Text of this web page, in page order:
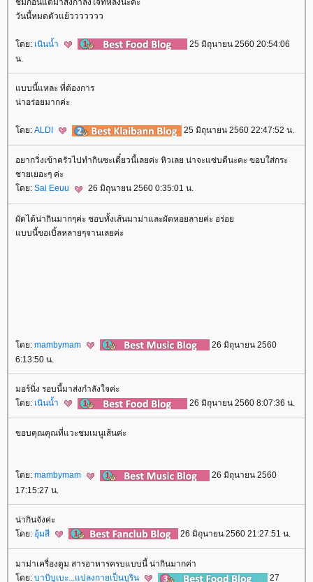
วันนี้หมดตัวแย้ววววววว
ดย: เนินน้ำ
25 มิถุนายน 2560 20:54:06
น.
บบนี้แหละ ที่ต้องการ
น่าอร่อยมากค่ะ
ดย: ALDI 25 มิถุนายน 2560 22:47:52 น.
อยากวิ่งเข้าครัวไปทำกินซะเดี๋ยวนี้เลยค่ะ หิวเลย น่าจะแซ่บดีนะคะ ขอบใส่กระ
ชายเยอะๆ ค่ะ
ดย: Sai Eeuu 26 มิถุนายน 2560 0:35:01 น.
ผัดได้น่ากินมากๆค่ะ ชอบทั้งเส้นมาม่าและผัดหอยลายค่ะ อร่อ
บบนี้ขอเบิ้ลหลายๆจานเลยค่ะ
ดย: mambymam
26 มิถุนายน 2560
6:13:50 น.
มอร์นิ่ง รอบนี้มาส่งกำลังใจค่ะ
ดย: เนินน้ำ 26 มิถุนายน 2560 8:07:36 น.
ขอบคุณคุณที่แวะชมเมนูเส้นค่ะ
ดย: mambymam
26 มิถุนายน 2560
17:15:27 น.
น่ากินจังค่ะ
ดย: อุ้มสี 26 มิถุนายน 2560 21:27:51 น.
มาม่าเครื่องตูม สารอาหารครบแบบนี้ น่ากินมากค่า
ดย: บาบิบูเบะ...แปลงกายเป็นบูริน 27